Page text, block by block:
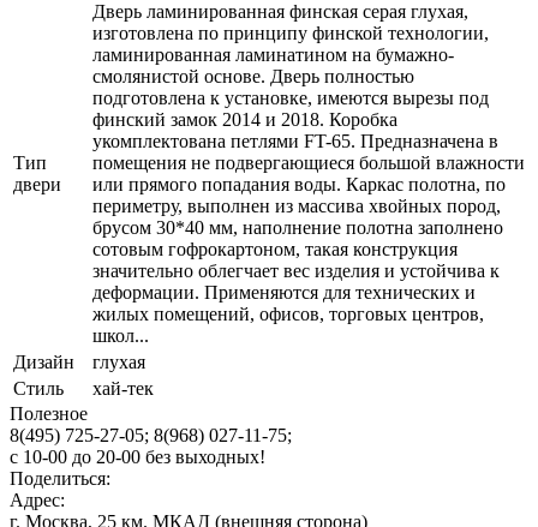
Тип
двери
Дверь ламинированная финская серая глухая,
изготовлена по принципу финской технологии,
ламинированная ламинатином на бумажно-
смолянистой основе. Дверь полностью
подготовлена к установке, имеются вырезы под
финский замок 2014 и 2018. Коробка
укомплектована петлями FT-65. Предназначена в
помещения не подвергающиеся большой влажности
или прямого попадания воды. Каркас полотна, по
периметру, выполнен из массива хвойных пород,
брусом 30*40 мм, наполнение полотна заполнено
сотовым гофрокартоном, такая конструкция
значительно облегчает вес изделия и устойчива к
деформации. Применяются для технических и
жилых помещений, офисов, торговых центров,
школ...
Дизайн
глухая
Стиль
хай-тек
Полезное
8(495) 725-27-05; 8(968) 027-11-75;
с 10-00 до 20-00 без выходных!
Поделиться:
Адрес:
г. Москва, 25 км. МКАД (внешняя сторона)